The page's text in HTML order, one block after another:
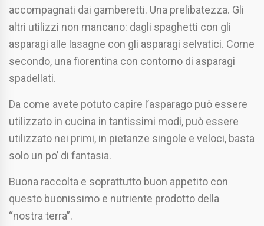
accompagnati dai gamberetti. Una prelibatezza. Gli
altri utilizzi non mancano: dagli spaghetti con gli
asparagi alle lasagne con gli asparagi selvatici. Come
secondo, una fiorentina con contorno di asparagi
spadellati.
Da come avete potuto capire l’asparago può essere
utilizzato in cucina in tantissimi modi, può essere
utilizzato nei primi, in pietanze singole e veloci, basta
solo un po’ di fantasia.
Buona raccolta e soprattutto buon appetito con
questo buonissimo e nutriente prodotto della
“nostra terra”.